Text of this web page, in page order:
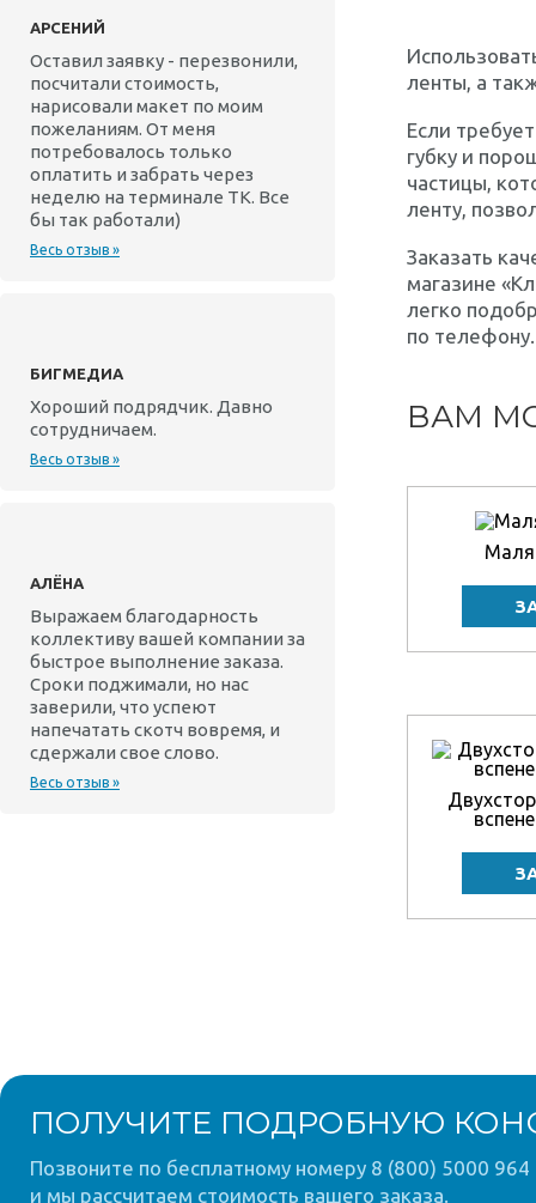
АРСЕНИЙ
Оставил заявку - перезвонили,
посчитали стоимость,
нарисовали макет по моим
пожеланиям. От меня
потребовалось только
оплатить и забрать через
неделю на терминале ТК. Все
бы так работали)
Весь отзыв »
БИГМЕДИА
Хороший подрядчик. Давно
сотрудничаем.
Весь отзыв »
АЛЁНА
Выражаем благодарность
коллективу вашей компании за
быстрое выполнение заказа.
Сроки поджимали, но нас
заверили, что успеют
напечатать скотч вовремя, и
сдержали свое слово.
Весь отзыв »
ленты, а
Если
губку и
частицы,
ленту,
Заказать
магазине
легко
по
ВАМ
ПОЛУЧИТЕ ПОДРОБНУЮ
Позвоните по бесплатному номеру 8 (800) 5000 964
и мы рассчитаем стоимость вашего заказа.